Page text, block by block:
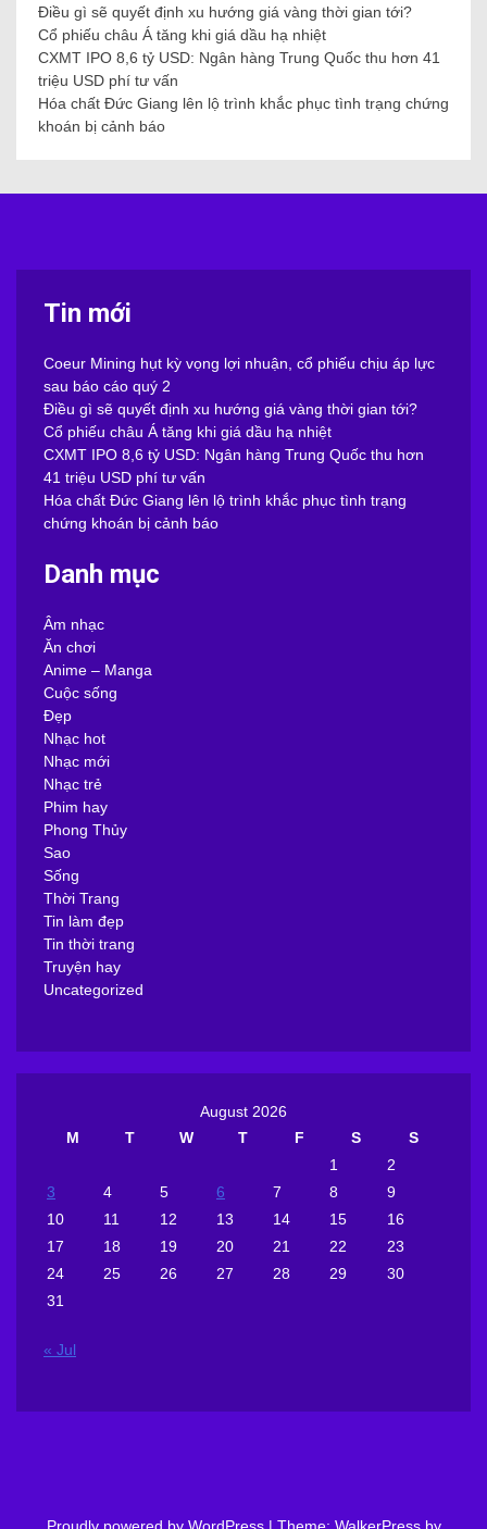
Điều gì sẽ quyết định xu hướng giá vàng thời gian tới?
Cổ phiếu châu Á tăng khi giá dầu hạ nhiệt
CXMT IPO 8,6 tỷ USD: Ngân hàng Trung Quốc thu hơn 41
triệu USD phí tư vấn
Hóa chất Đức Giang lên lộ trình khắc phục tình trạng chứng
khoán bị cảnh báo
Tin mới
Coeur Mining hụt kỳ vọng lợi nhuận, cổ phiếu chịu áp lực
sau báo cáo quý 2
Điều gì sẽ quyết định xu hướng giá vàng thời gian tới?
Cổ phiếu châu Á tăng khi giá dầu hạ nhiệt
CXMT IPO 8,6 tỷ USD: Ngân hàng Trung Quốc thu hơn
41 triệu USD phí tư vấn
Hóa chất Đức Giang lên lộ trình khắc phục tình trạng
chứng khoán bị cảnh báo
Danh mục
Âm nhạc
Ăn chơi
Anime – Manga
Cuộc sống
Đẹp
Nhạc hot
Nhạc mới
Nhạc trẻ
Phim hay
Phong Thủy
Sao
Sống
Thời Trang
Tin làm đẹp
Tin thời trang
Truyện hay
Uncategorized
August 2026
M
T W T F S
S
1
2
3
4 5 6 7 8
9
10
11 12 13 14 15
16
17
18 19 20 21 22
23
24
25 26 27 28 29
30
31
« Jul